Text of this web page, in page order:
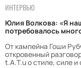
ИНТЕРВЬЮ
Юлия Волкова: «Я
потребовалось
От кампейна Гоши
откровенный
t.A.T.u о стиле, силе и